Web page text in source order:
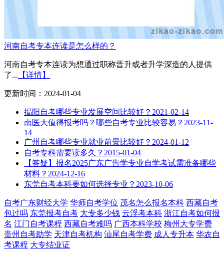
河南自考专本连读是怎么样的？
河南自考专本连读为想通过职称晋升或者升学深造的人提供
了... 【详情】
更新时间：2024-01-04
揭阳自考哪些专业发展空间比较好？ 2021-02-14
南医大值得报考吗？哪些自考专业比较容易？ 2023-11-
14
广州自考哪些专业就业前景比较好？ 2024-01-12
自考专科需要读多久？ 2015-01-04
【答疑】报名2025广东广告学专业自学考试需准备哪些
材料？ 2024-12-16
东莞自考本科要如何选择专业？ 2023-10-06
自考广东财经大学 华师自考学位 茂名怎么报名本科 西藏自考
包过吗 东莞报考自考 大专多少钱 云浮考本科 浙江自考如何报
名 江门自考课程 西藏自考难吗 广西本科学校 梅州大专学费
贵州自考助学 天津自考机构 汕尾自考学费 成人专升本 华农自
考课程 大专结业证